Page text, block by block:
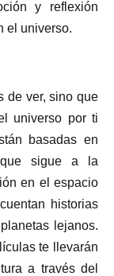
y reflexión
el universo.
de ver, sino que
universo por ti
basadas en
que sigue a la
en el espacio
historias
lejanos.
te llevarán
a través del